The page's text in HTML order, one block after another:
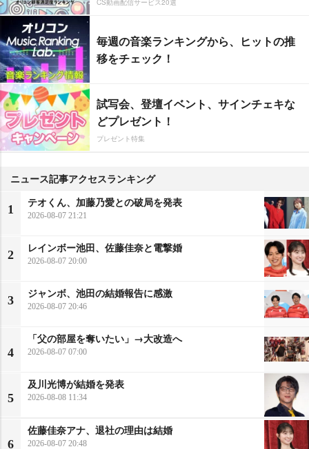
毎週の音楽ランキングから、ヒットの推
移をチェック！
試写会、登壇イベント、サインチェキな
どプレゼント！
プレゼント特集
ニュース記事アクセスランキング
1
テオくん、加藤乃愛との破局を発表
2026-08-07 21:21
2
レインボー池田、佐藤佳奈と電撃婚
2026-08-07 20:00
3
ジャンボ、池田の結婚報告に感激
2026-08-07 20:46
4
「父の部屋を奪いたい」→大改造へ
2026-08-07 07:00
5
及川光博が結婚を発表
2026-08-08 11:34
6
佐藤佳奈アナ、退社の理由は結婚
2026-08-07 20:48